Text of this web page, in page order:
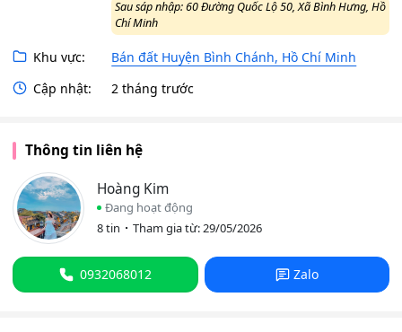
Sau sáp nhập: 60 Đường Quốc Lộ 50, Xã Bình Hưng, Hồ
Chí Minh
Khu vực:
Bán đất Huyện Bình Chánh, Hồ Chí Minh
Cập nhật:
2 tháng trước
Thông tin liên hệ
Hoàng Kim
Đang hoạt động
8 tin
Tham gia từ: 29/05/2026
0932068012 Zalo